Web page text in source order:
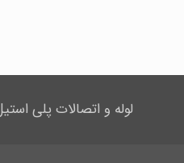
لوله و اتصالات پلی